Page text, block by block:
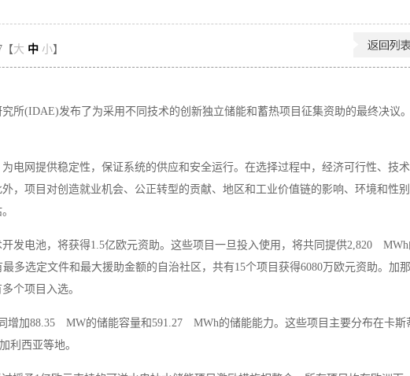
【大 中 小】
所(IDAE)发布了为采用不同技术的创新独立储能和蓄热项目征集资助的最终决议
电网提供稳定性，保证系统的供应和安全运行。在选择过程中，经济可行性、技
，项目对创造就业机会、公正转型的贡献、地区和工业价值链的影响、环境和性
发电池，将获得1.5亿欧元资助。这些项目一旦投入使用，将共同提供2,820
选定文件和最大援助金额的自治社区，共有15个项目获得6080万欧元资助。加那
个项目入选。
增加88.35 MW的储能容量和591.27 MWh的储能能力。这些项目主要分布在卡斯
利西亚等地。